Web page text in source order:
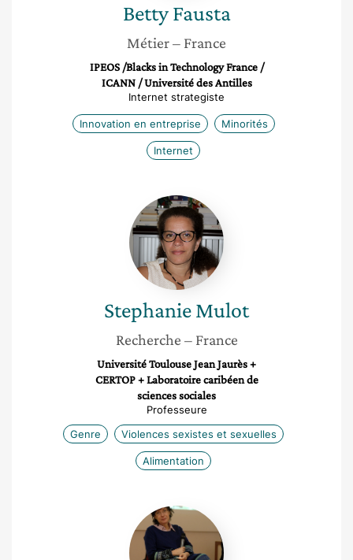
Betty Fausta
Métier– France
IPEOS /Blacks in Technology France /
ICANN / Université des Antilles
Internet strategiste
Innovation en entreprise Minorités
Internet
Stephanie
Mulot
StephanieMulot
Recherche – France
Université Toulouse Jean Jaurès +
CERTOP + Laboratoire caribéen de
sciences sociales
Professeure
Genre
Violences sexistes et sexuelles
Alimentation
Arlette
Gautier